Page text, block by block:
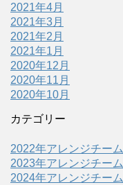
2021年4月
2021年3月
2021年2月
2021年1月
2020年12月
2020年11月
2020年10月
カテゴリー
2022年アレンジチーム
2023年アレンジチーム
2024年アレンジチーム